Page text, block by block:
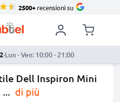
2500+recensioni su
·Lun - Ven: 10:00 - 21:00
Dell Inspiron Mini
... di più